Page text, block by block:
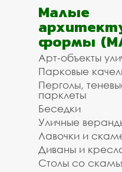
Малые
формы
Арт-объекты
Парковые
Перголы,
парклеты
Беседки
Уличные
Лавочки и
Диваны и
Столы со